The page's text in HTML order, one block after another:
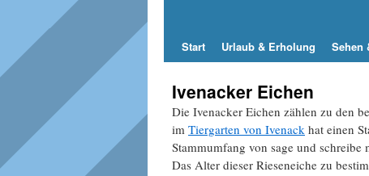
Start Urlaub & Erholung Sehen
Ivenacker Eichen
Die Ivenacker Eichen zählen zu den
im Tiergarten von Ivenack hat einen
Stammumfang von sage und schreibe
Das Alter dieser Rieseneiche zu